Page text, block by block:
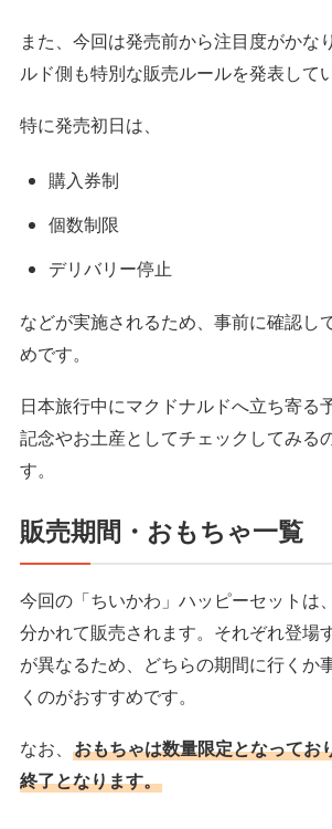
また、今回は発売前から注目度がかな
ルド側も特別な販売ルールを発表して
特に発売初日は、
購入券制
個数制限
デリバリー停止
などが実施されるため、事前に確認し
めです。
日本旅行中にマクドナルドへ立ち寄る
記念やお土産としてチェックしてみる
す。
販売期間・おもちゃ一覧
今回の「ちいかわ」ハッピーセットは
分かれて販売されます。それぞれ登場
が異なるため、どちらの期間に行くか
くのがおすすめです。
なお、 おもちゃは数量限定となってお
終了となります。